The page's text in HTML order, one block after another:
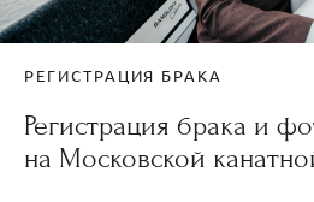
РЕГИСТРАЦИЯ БРАКА
Регистрация брака и
на Московской